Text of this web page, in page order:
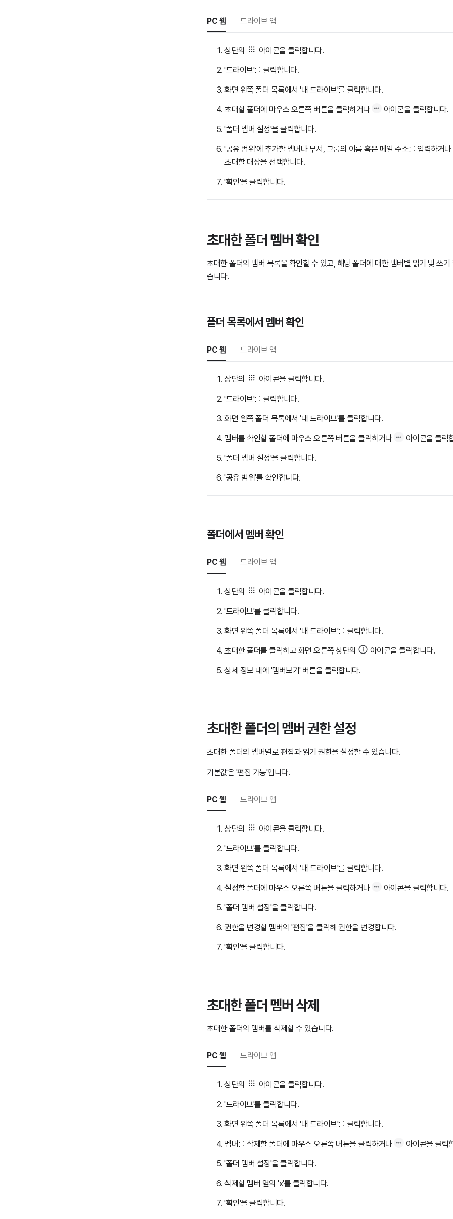
PC 웹 드라이브 앱
상단의 아이콘을 클릭합니다.
'드라이브'를 클릭합니다.
화면 왼쪽 폴더 목록에서 '내 드라이브'를 클릭합니다.
초대할 폴더에 마우스 오른쪽 버튼을 클릭하거나 아이콘을 클릭합니다.
'폴더 멤버 설정'을 클릭합니다.
'공유 범위'에 추가할 멤버나 부서, 그룹의 이름 혹은 메일 주소를 입력하거
초대할 대상을 선택합니다.
'확인'을 클릭합니다.
초대한 폴더 멤버 확인
초대한 폴더의 멤버 목록을 확인할 수 있고, 해당 폴더에 대한 멤버별 읽기 및 쓰기
습니다.
폴더 목록에서 멤버 확인
PC 웹 드라이브 앱
상단의 아이콘을 클릭합니다.
'드라이브'를 클릭합니다.
화면 왼쪽 폴더 목록에서 '내 드라이브'를 클릭합니다.
멤버를 확인할 폴더에 마우스 오른쪽 버튼을 클릭하거나 아이콘을 클릭
'폴더 멤버 설정'을 클릭합니다.
'공유 범위'를 확인합니다.
폴더에서 멤버 확인
PC 웹 드라이브 앱
상단의 아이콘을 클릭합니다.
'드라이브'를 클릭합니다.
화면 왼쪽 폴더 목록에서 '내 드라이브'를 클릭합니다.
초대한 폴더를 클릭하고 화면 오른쪽 상단의 아이콘을 클릭합니다.
상세 정보 내에 '멤버보기' 버튼을 클릭합니다.
초대한 폴더의 멤버 권한 설정
초대한 폴더의 멤버별로 편집과 읽기 권한을 설정할 수 있습니다.
기본값은 '편집 가능'입니다.
PC 웹 드라이브 앱
상단의 아이콘을 클릭합니다.
'드라이브'를 클릭합니다.
화면 왼쪽 폴더 목록에서 '내 드라이브'를 클릭합니다.
설정할 폴더에 마우스 오른쪽 버튼을 클릭하거나 아이콘을 클릭합니다.
'폴더 멤버 설정'을 클릭합니다.
권한을 변경할 멤버의 '편집'을 클릭해 권한을 변경합니다.
'확인'을 클릭합니다.
초대한 폴더 멤버 삭제
초대한 폴더의 멤버를 삭제할 수 있습니다.
PC 웹 드라이브 앱
상단의 아이콘을 클릭합니다.
'드라이브'를 클릭합니다.
화면 왼쪽 폴더 목록에서 '내 드라이브'를 클릭합니다.
멤버를 삭제할 폴더에 마우스 오른쪽 버튼을 클릭하거나 아이콘을 클릭
'폴더 멤버 설정'을 클릭합니다.
삭제할 멤버 옆의 'x'를 클릭합니다.
'확인'을 클릭합니다.